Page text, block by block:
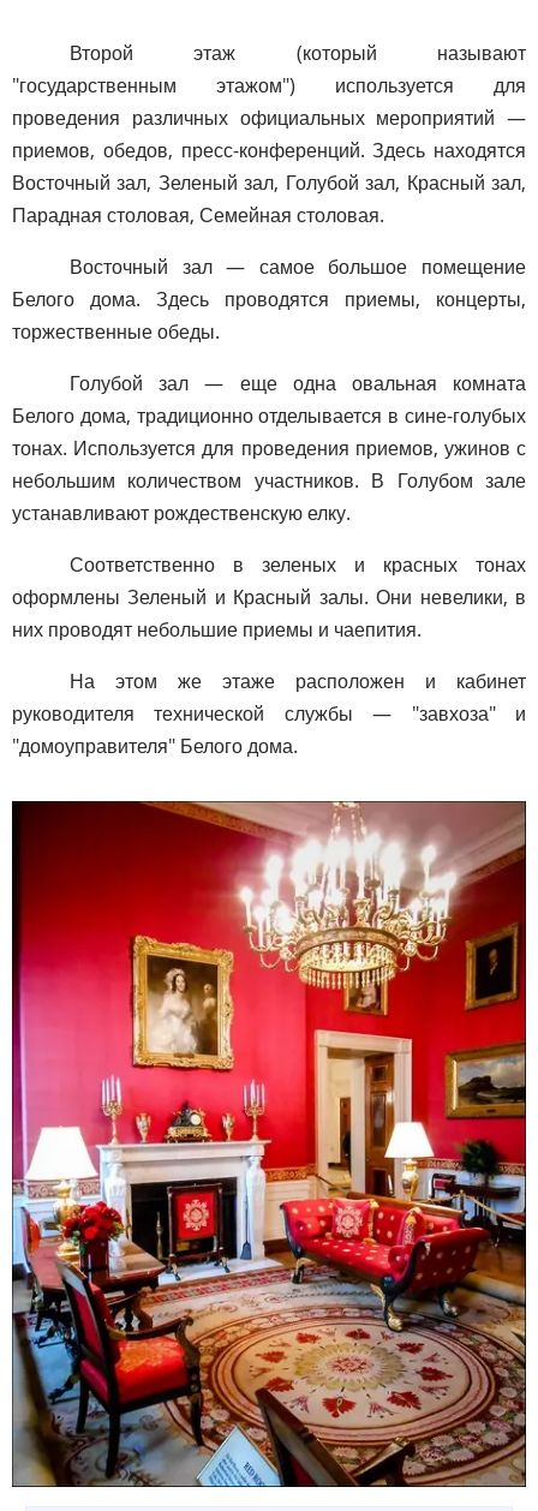
Второй этаж (который называют
"государственным этажом") используется для
проведения различных официальных мероприятий —
приемов, обедов, пресс-конференций. Здесь находятся
Восточный зал, Зеленый зал, Голубой зал, Красный зал,
Парадная столовая, Семейная столовая.
Восточный зал — самое большое помещение
Белого дома. Здесь проводятся приемы, концерты,
торжественные обеды.
Голубой зал — еще одна овальная комната
Белого дома, традиционно отделывается в сине-голубых
тонах. Используется для проведения приемов, ужинов с
небольшим количеством участников. В Голубом зале
устанавливают рождественскую елку.
Соответственно в зеленых и красных тонах
оформлены Зеленый и Красный залы. Они невелики, в
них проводят небольшие приемы и чаепития.
На этом же этаже расположен и кабинет
руководителя технической службы — "завхоза" и
"домоуправителя" Белого дома.